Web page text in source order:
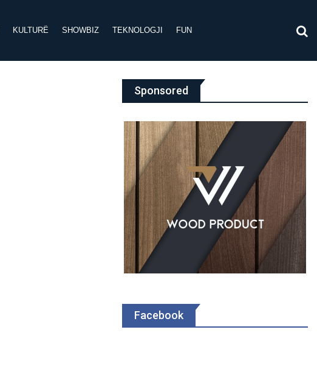
KULTURË SHOWBIZ TEKNOLOGJI FUN
Sponsored
Facebook